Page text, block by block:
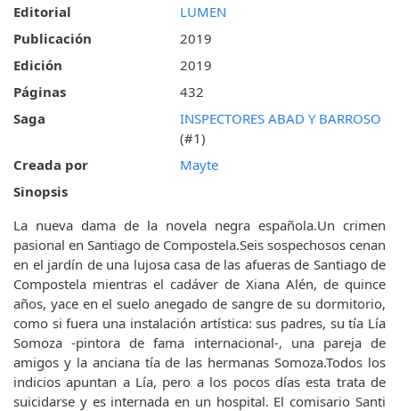
Editorial
LUMEN
Publicación
2019
Edición
2019
Páginas
432
Saga
INSPECTORES ABAD Y BARROSO
(#1)
Creada por
Mayte
Sinopsis
La nueva dama de la novela negra española.Un crimen
pasional en Santiago de Compostela.Seis sospechosos cenan
en el jardín de una lujosa casa de las afueras de Santiago de
Compostela mientras el cadáver de Xiana Alén, de quince
años, yace en el suelo anegado de sangre de su dormitorio,
como si fuera una instalación artística: sus padres, su tía Lía
Somoza -pintora de fama internacional-, una pareja de
amigos y la anciana tía de las hermanas Somoza.Todos los
indicios apuntan a Lía, pero a los pocos días esta trata de
suicidarse y es internada en un hospital. El comisario Santi